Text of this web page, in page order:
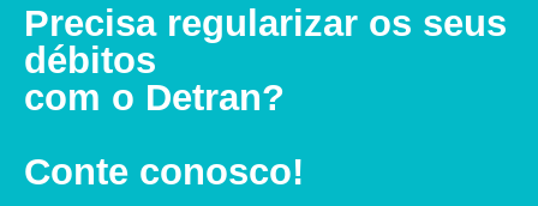
Precisa regularizar os seus
débitos
com o Detran?
Conte conosco!